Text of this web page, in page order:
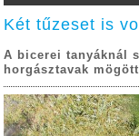
Két tűzeset is
A bicerei tanyáknál
horgásztavak